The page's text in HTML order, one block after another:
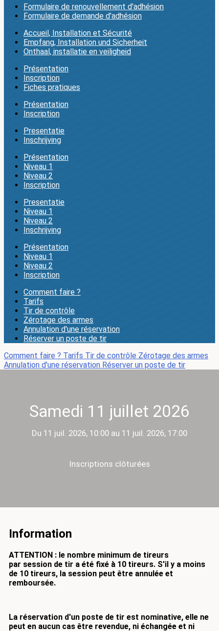
Formulaire de renouvellement d'adhésion
Formulaire de demande d'adhésion
Accueil, Installation et Sécurité
Empfang, Installation und Sicherheit
Onthaal, installatie en veiligheid
Présentation
Inscription
Fiches pratiques
Présentation
Inscription
Presentatie
Inschrijving
Présentation
Niveau 1
Niveau 2
Inscription
Presentatie
Niveau 1
Niveau 2
Inschrijving
Présentation
Niveau 1
Niveau 2
Inscription
Comment faire ?
Tarifs
Tir de contrôle
Zérotage des armes
Annulation d'une réservation
Réserver un poste de tir
Comment faire ? Tarifs Tir de contrôle Zérotage des armes
Annulation d'une réservation Réserver un poste de tir
Samedi 11 juillet 2026
Du 11 juil. 2026, 10:00 au 11 juil. 2026, 17:00
Inscriptions clôturées
Information
ATTENTION : le nombre minimum de tireurs
par session de tir a été fixé à 10 tireurs. S'il y a moins
de 10 tireurs, la session peut être annulée et
remboursée.
La réservation d'un poste de tir est nominative, elle ne
peut en aucun cas être revendue, ni échangée et ni